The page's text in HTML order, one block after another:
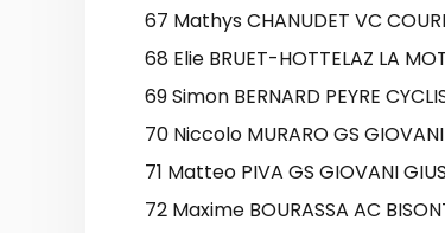
67 Mathys CHANUDET VC
68 Elie BRUET-HOTTELAZ LA
69 Simon BERNARD PEYRE
70 Niccolo MURARO GS GIOVANI
71 Matteo PIVA GS GIOVANI
72 Maxime BOURASSA AC